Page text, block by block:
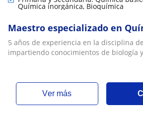
Química inorgánica, Bioquímica
Maestro especializado en
5 años de experiencia en la disciplina
impartiendo conocimientos de biología
ver más